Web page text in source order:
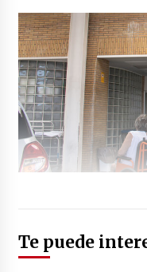
Te puede